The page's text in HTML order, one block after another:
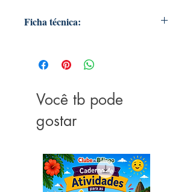
Ficha técnica:
julho 2021)
Idioma ‏ : ‎ Português
ISBN-10 ‏ : ‎ 6587885578
ISBN-13 ‏ : ‎ 978-6587885575
Dimensões ‏ : ‎ 15.24 x 1.22 x
22.86 cm
Você tb pode
gostar